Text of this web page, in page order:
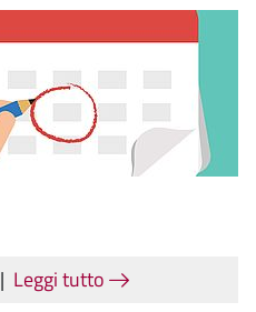
| Leggi tutto